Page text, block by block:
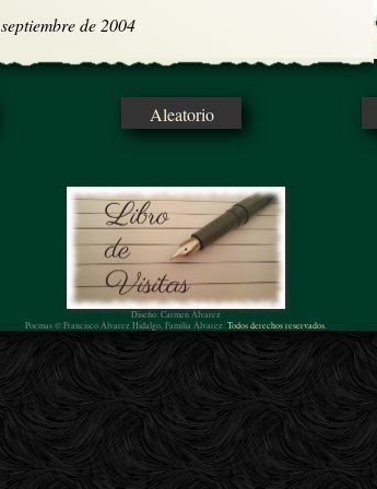
septiembre de 2004
Aleatorio
Diseño: Carmen Álvarez
Poemas © Francisco Álvarez Hidalgo, Familia Álvarez. Todos derechos reservados.